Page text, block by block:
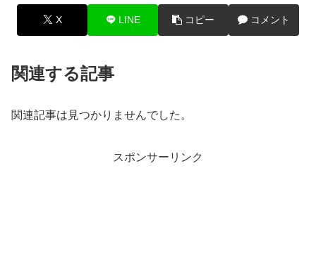
X LINE コピー コメント
関連する記事
関連記事は見つかりませんでした。
スポンサーリンク